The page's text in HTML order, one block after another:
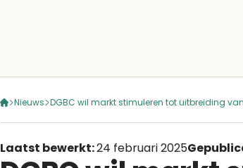
Nieuws DGBC wil markt stimuleren tot uitbreiding
Laatst bewerkt:24 februari 2025